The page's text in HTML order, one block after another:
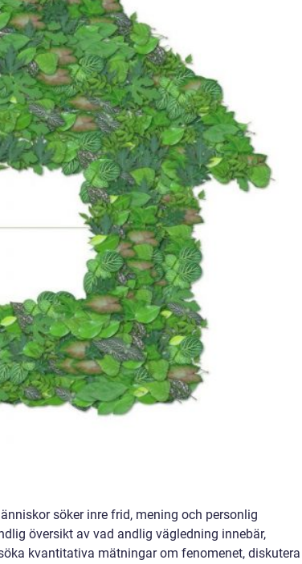
söker inre frid, mening och personlig
översikt av vad andlig vägledning innebär,
kvantitativa mätningar om fenomenet, diskutera